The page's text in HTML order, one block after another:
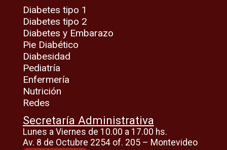
Diabetes tipo 1
Diabetes tipo 2
Diabetes y Embarazo
Pie Diabético
Diabesidad
Pediatría
Enfermería
Nutrición
Redes
Secretaría Administrativa
Lunes a Viernes de 10.00 a 17.00 hs.
Av. 8 de Octubre 2254 of. 205 – Montevideo